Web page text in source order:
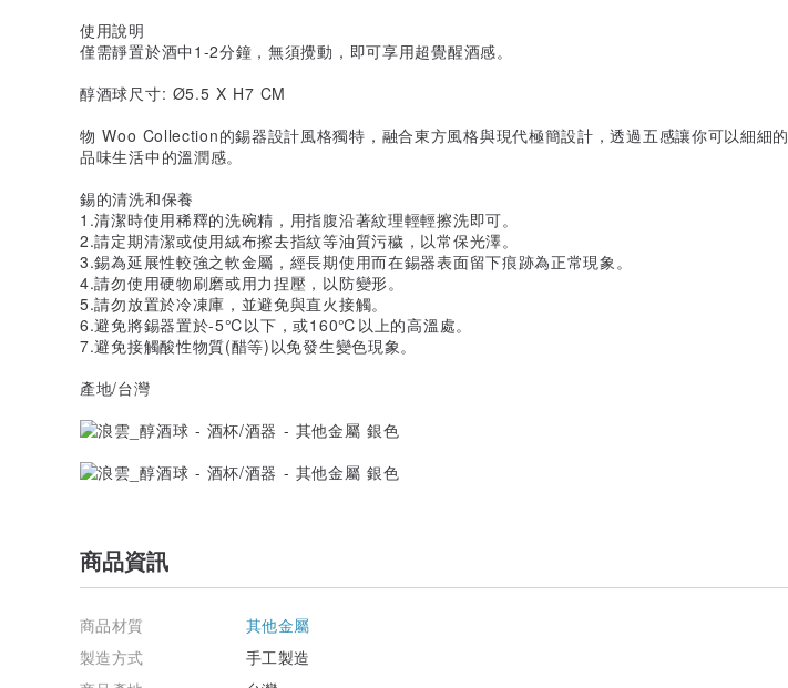
使用說明
僅需靜置於酒中1-2分鐘，無須攪動，即可享用超覺醒酒感。
醇酒球尺寸: Ø5.5 X H7 CM
物 Woo Collection的錫器設計風格獨特，融合東方風格與現代極簡設計，透過五感讓你可以細細的
品味生活中的溫潤感。
錫的清洗和保養
1.清潔時使用稀釋的洗碗精，用指腹沿著紋理輕輕擦洗即可。
2.請定期清潔或使用絨布擦去指紋等油質污穢，以常保光澤。
3.錫為延展性較強之軟金屬，經長期使用而在錫器表面留下痕跡為正常現象。
4.請勿使用硬物刷磨或用力捏壓，以防變形。
5.請勿放置於冷凍庫，並避免與直火接觸。
6.避免將錫器置於-5℃以下，或160℃以上的高溫處。
7.避免接觸酸性物質(醋等)以免發生變色現象。
產地/台灣
商品資訊
商品材質
其他金屬
製造方式
手工製造